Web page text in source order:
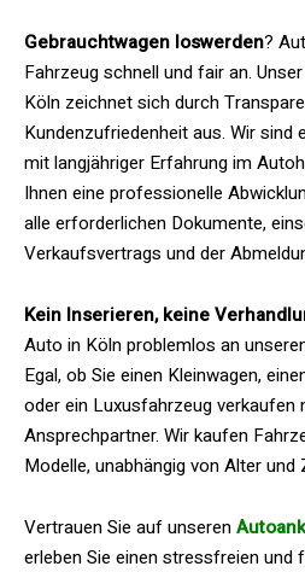
Gebrauchtwagen loswerden?
Fahrzeug schnell und fair an.
Köln zeichnet sich durch
Kundenzufriedenheit aus. Wir sind
mit langjähriger Erfahrung im
Ihnen eine professionelle
alle erforderlichen Dokumente,
Verkaufsvertrags und der
Kein Inserieren, keine
Auto in Köln problemlos an
Egal, ob Sie einen Kleinwagen,
oder ein Luxusfahrzeug verkaufen
Ansprechpartner. Wir kaufen
Modelle, unabhängig von Alter und
Vertrauen Sie auf unseren
erleben Sie einen stressfreien und